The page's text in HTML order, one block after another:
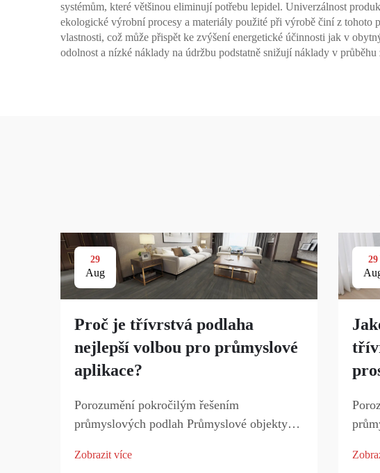
systémům, které většinou eliminují potřebu lepidel. Univerzálnost
ekologické výrobní procesy a materiály použité při výrobě činí z
vlastnosti, což může přispět ke zvýšení energetické účinnosti jak v
odolnost a nízké náklady na údržbu podstatně snižují náklady v průběhu
29
Aug
Proč je třívrstvá podlaha
nejlepší volbou pro průmyslové
aplikace?
Porozumění pokročilým řešením
průmyslových podlah Průmyslové objekty
podlahové systémy, které odolají těžkým
Zobrazit více
29